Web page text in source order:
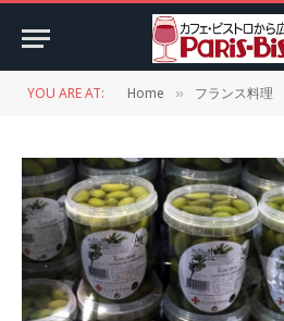
YOU ARE AT: Home » フランス料理